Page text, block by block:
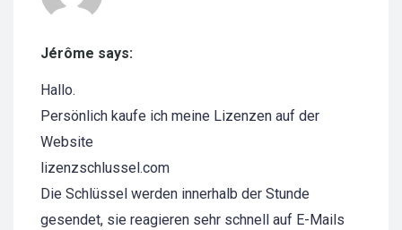
Jérôme says:
Hallo.
Persönlich kaufe ich meine Lizenzen auf der
Website
lizenzschlussel.com
Die Schlüssel werden innerhalb der Stunde
gesendet, sie reagieren sehr schnell auf E-Mails